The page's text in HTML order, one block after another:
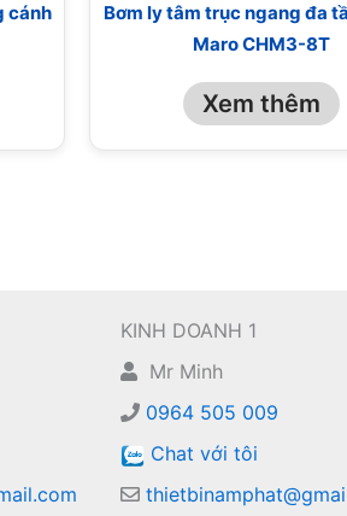
cánh
Bơm ly tâm trục ngang đa
Maro CHM3-8T
Xem thêm
KINH DOANH 1
Mr Minh
0964 505 009
Chat với tôi